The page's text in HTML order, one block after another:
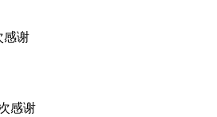
感谢
感谢